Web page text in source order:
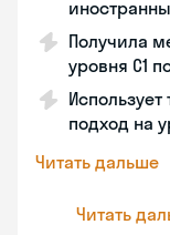
Получила
уровня С1
подход на
Читать дальше
Читать